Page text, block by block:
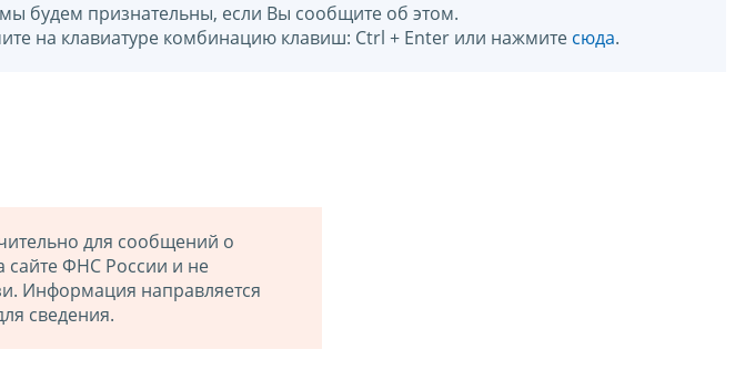
будем признательны, если Вы сообщите об этом.
на клавиатуре комбинацию клавиш: Ctrl + Enter или нажмите сюда.
для сообщений о
ФНС России и не
Информация направляется
сведения.